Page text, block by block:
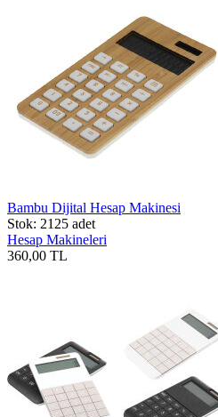
Bambu Dijital Hesap Makinesi
Stok: 2125 adet
Hesap Makineleri
360,00 TL